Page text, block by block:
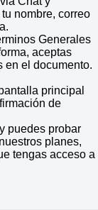
nombre, correo
Generales
aceptas
en el documento.
principal
de
puedes probar
planes,
tengas acceso a